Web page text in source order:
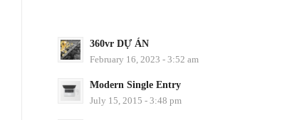
360vr DỰ ÁN
February 16, 2023 - 3:52 am
Modern Single Entry
July 15, 2015 - 3:48 pm